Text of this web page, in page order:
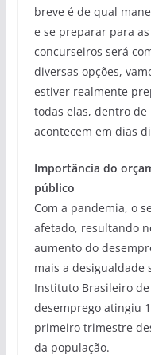
breve é de qual
e se preparar para
concurseiros será
diversas opções,
estiver realmente
todas elas, dentro de
acontecem em dias
Importância do
público
Com a pandemia, o
afetado, resultando
aumento do
mais a desigualdade
Instituto Brasileiro de
desemprego atingiu
primeiro trimestre
da população.